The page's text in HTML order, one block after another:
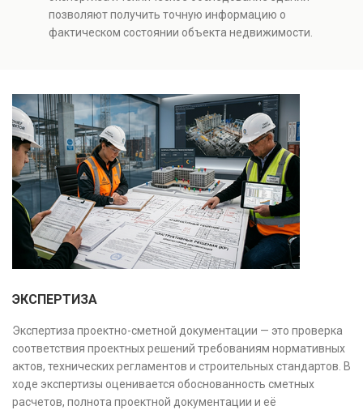
качества строительства, подготовки к реконструкции,
оценки рисков и судебных разбирательств.
Результатом является официальное техническое
позволяют получить точную информацию о
фактическом состоянии объекта недвижимости.
качества строительства, подготовки к реконструкции,
оценки рисков и судебных разбирательств.
Результатом является официальное техническое
заключение, имеющее юридическую силу.
ЭКСПЕРТИЗА
Экспертиза проектно-сметной документации — это проверка
соответствия проектных решений требованиям нормативных
актов, технических регламентов и строительных стандартов. В
ходе экспертизы оценивается обоснованность сметных
расчетов, полнота проектной документации и её